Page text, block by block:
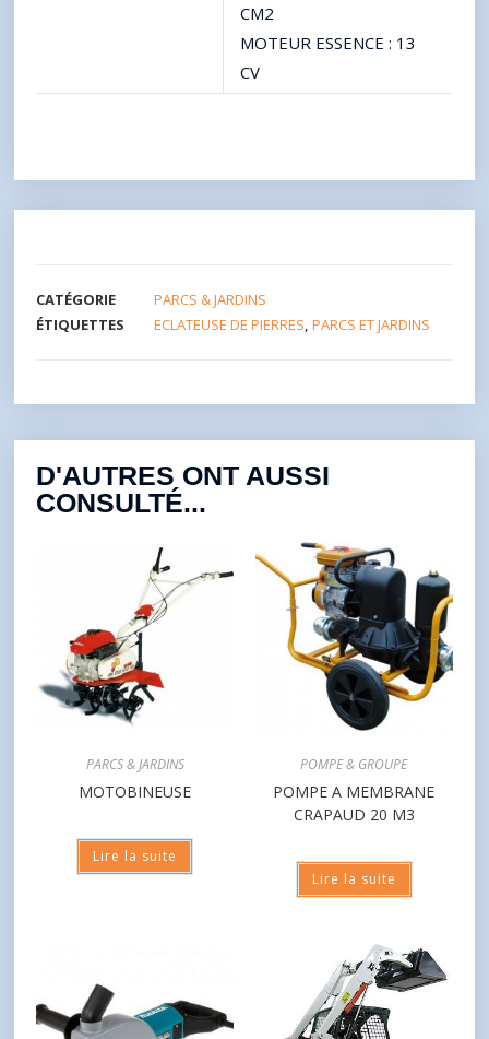
CM2
MOTEUR ESSENCE : 13
CV
CATÉGORIE
PARCS & JARDINS
ÉTIQUETTES
ECLATEUSE DE PIERRES,PARCS ET JARDINS
D'AUTRES ONT AUSSI
CONSULTÉ...
PARCS & JARDINS
MOTOBINEUSE
Lire la suite
POMPE & GROUPE
POMPE A MEMBRANE
CRAPAUD 20 M3
Lire la suite